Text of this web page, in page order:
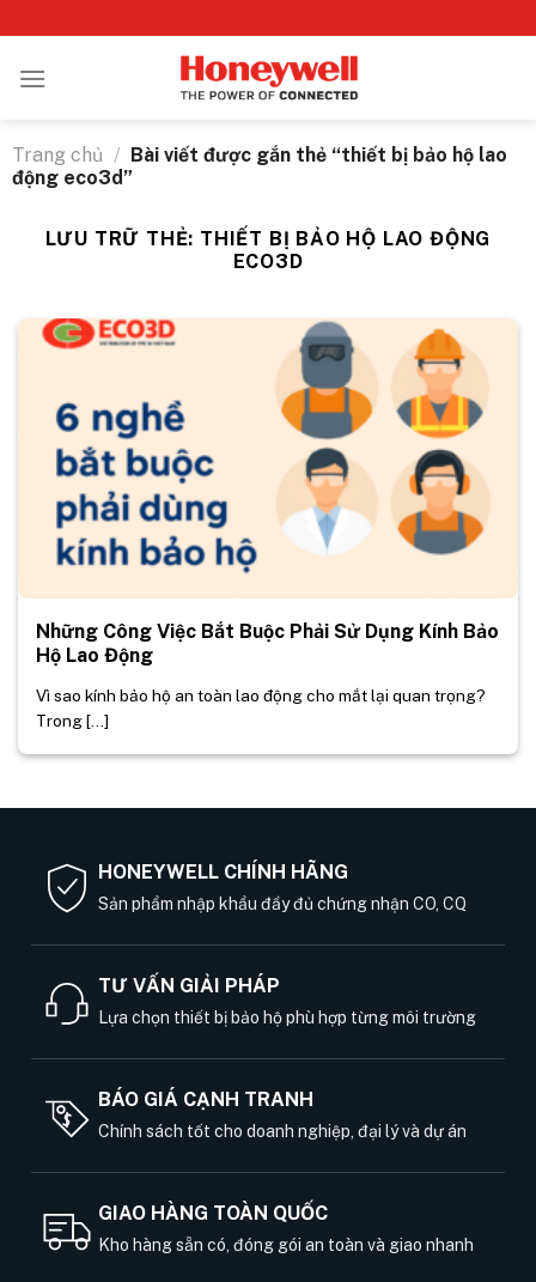
qua
nội
Trang chủ / Bài viết được gắn thẻ “thiết bị bảo hộ lao
động eco3d”
LƯU TRỮ THẺ: THIẾT BỊ BẢO HỘ LAO ĐỘNG
ECO3D
Những Công Việc Bắt Buộc Phải Sử Dụng Kính Bảo
Hộ Lao Động
Vì sao kính bảo hộ an toàn lao động cho mắt lại quan trọng?
Trong [...]
HONEYWELL CHÍNH HÃNG
Sản phẩm nhập khẩu đầy đủ chứng nhận CO, CQ
TƯ VẤN GIẢI PHÁP
Lựa chọn thiết bị bảo hộ phù hợp từng môi trường
BÁO GIÁ CẠNH TRANH
Chính sách tốt cho doanh nghiệp, đại lý và dự án
GIAO HÀNG TOÀN QUỐC
Kho hàng sẵn có, đóng gói an toàn và giao nhanh